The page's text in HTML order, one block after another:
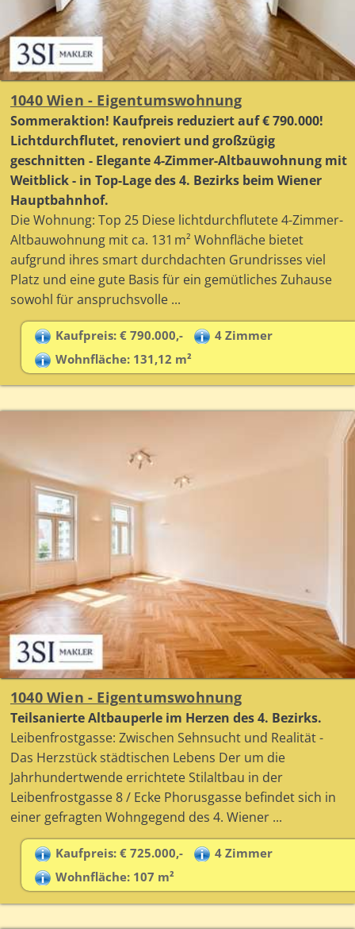
1040 Wien - Eigentumswohnung
Sommeraktion! Kaufpreis reduziert auf € 790.000!
Lichtdurchflutet, renoviert und großzügig
geschnitten - Elegante 4-Zimmer-Altbauwohnung mit
Weitblick - in Top-Lage des 4. Bezirks beim Wiener
Hauptbahnhof.
Die Wohnung: Top 25 Diese lichtdurchflutete 4-Zimmer-
Altbauwohnung mit ca. 131 m² Wohnfläche bietet
aufgrund ihres smart durchdachten Grundrisses viel
Platz und eine gute Basis für ein gemütliches Zuhause
sowohl für anspruchsvolle ...
Kaufpreis: € 790.000,-
4 Zimmer
Wohnfläche: 131,12 m²
1040 Wien - Eigentumswohnung
Teilsanierte Altbauperle im Herzen des 4. Bezirks.
Leibenfrostgasse: Zwischen Sehnsucht und Realität -
Das Herzstück städtischen Lebens Der um die
Jahrhundertwende errichtete Stilaltbau in der
Leibenfrostgasse 8 / Ecke Phorusgasse befindet sich in
einer gefragten Wohngegend des 4. Wiener ...
Kaufpreis: € 725.000,-
4 Zimmer
Wohnfläche: 107 m²